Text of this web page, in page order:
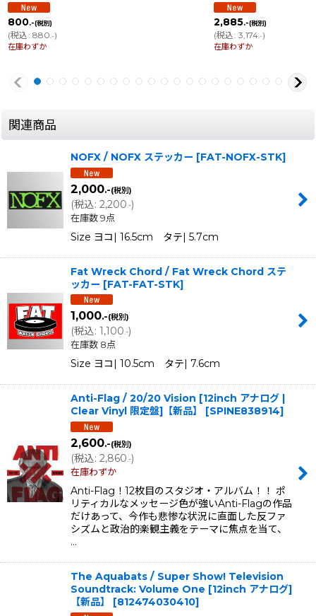
800.-(税別)
(税込: 880 .-)
在庫わずか
2,885.-(税別)
(税込: 3,174.-)
在庫わずか
関連商品
NOFX / NOFX ステッカー [FAT-NOFX-STK]
2,000.-(税別)
(税込: 2,200.-)
在庫数 9点
Size ヨコ| 16.5cm タテ| 5.7cm
Fat Wreck Chord / Fat Wreck Chord ステ
ッカー [FAT-FAT-STK]
1,000.-(税別)
(税込: 1,100.-)
在庫数 8点
Size ヨコ| 10.5cm タテ| 7.6cm
Anti-Flag / 20/20 Vision [12inch アナログ |
Clear Vinyl 限定盤]【新品】
[SPINE838914]
2,600.-(税別)
(税込: 2,860.-)
在庫わずか
Anti-Flag！12枚目のスタジオ・アルバム！！ ポ
リティカルなメッセージ色が強いAnti-Flagの作品
だけあって、今作も悲惨な状況に直面した反ファ
シズムと政治的楽観主義をテーマに焦点を当て、
…
The Aquabats / Super Show! Television
Soundtrack: Volume One [12inch アナログ]
【新品】
[812474030410]